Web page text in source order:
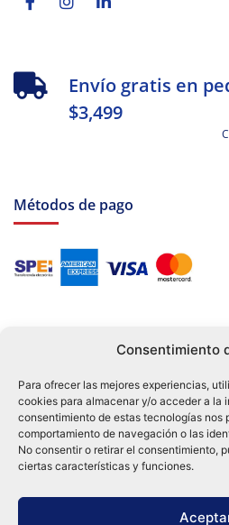
Consentimiento
Para ofrecer las mejores experiencias,
cookies para almacenar y/o acceder a la
consentimiento de estas tecnologías nos
comportamiento de navegación o las
No consentir o retirar el consentimiento,
ciertas características y funciones.
Envío gratis en
$3,499
Métodos de pago
Tu compra es respaldada por nuestro
mejores prácticas de seguridad.
Distribuidora Tamex - México
e-commerce